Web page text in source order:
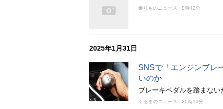
乗りものニュース 8時42分
2025年1月31日
SNSで「エンジンブレ
いのか
ブレーキペダルを踏まな
くるまのニュース 20時10分